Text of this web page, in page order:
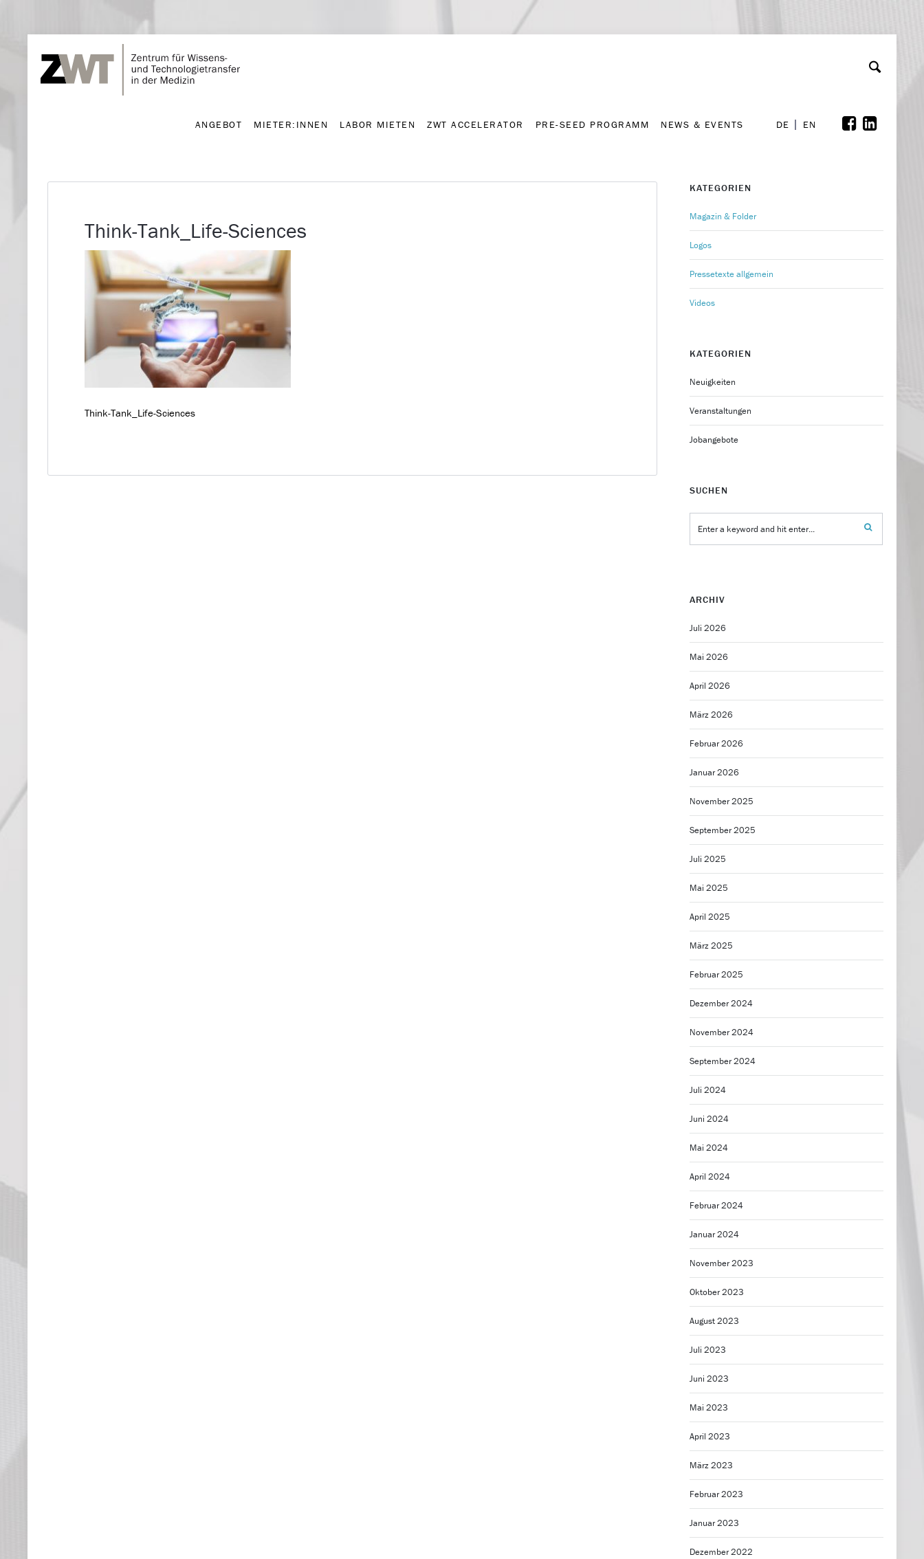
ANGEBOT
ANGEBOT MIETER:INNEN LABOR MIETEN ZWT ACCELERATOR PRE-SEED PROGRAMM NEWS & EVENTS DE EN
Think-Tank_Life-Sciences
Think-Tank_Life-Sciences
KATEGORIEN
Magazin & Folder
Logos
Pressetexte allgemein
Videos
KATEGORIEN
Neuigkeiten
Veranstaltungen
Jobangebote
SUCHEN
ARCHIV
Juli 2026
Mai 2026
April 2026
März 2026
Februar 2026
Januar 2026
November 2025
September 2025
Juli 2025
Mai 2025
April 2025
März 2025
Februar 2025
Dezember 2024
November 2024
September 2024
Juli 2024
Juni 2024
Mai 2024
April 2024
Februar 2024
Januar 2024
November 2023
Oktober 2023
August 2023
Juli 2023
Juni 2023
Mai 2023
April 2023
März 2023
Februar 2023
Januar 2023
Dezember 2022